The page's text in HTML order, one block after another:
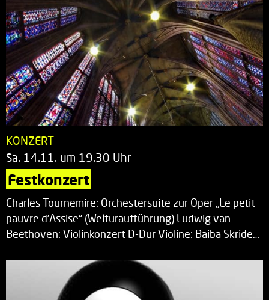
KONZERT
Sa. 14.11. um 19.30 Uhr
Festkonzert
Charles Tournemire: Orchestersuite zur Oper „Le petit
pauvre d’Assise“ (Welturaufführung) Ludwig van
Beethoven: Violinkonzert D-Dur Violine: Baiba Skride…